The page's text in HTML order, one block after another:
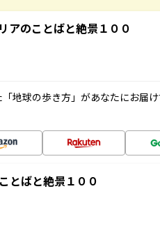
アのことばと絶景１００
地球の歩き方」があなたにお届
とばと絶景１００